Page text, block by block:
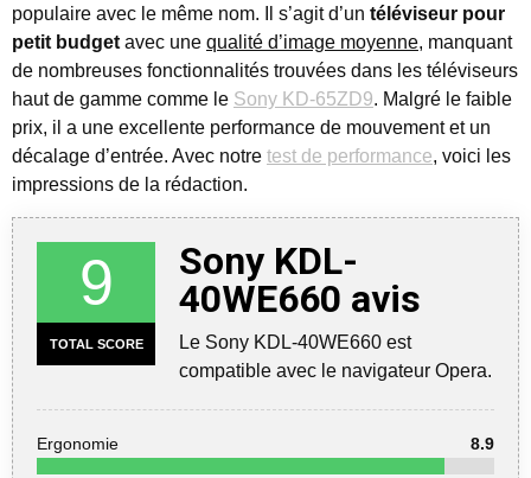
populaire avec le même nom.
Il s’agit d’un téléviseur pour
petit budget avec une qualité d’image moyenne, manquant
de nombreuses fonctionnalités trouvées dans les téléviseurs
haut de gamme comme le Sony KD-65ZD9. Malgré le faible
prix, il a une excellente performance de mouvement et un
décalage d’entrée. Avec notre test de performance, voici les
impressions de la rédaction.
9
TOTAL SCORE
Sony KDL-
40WE660 avis
Le Sony KDL-40WE660 est
compatible avec le navigateur Opera.
Ergonomie 8.9